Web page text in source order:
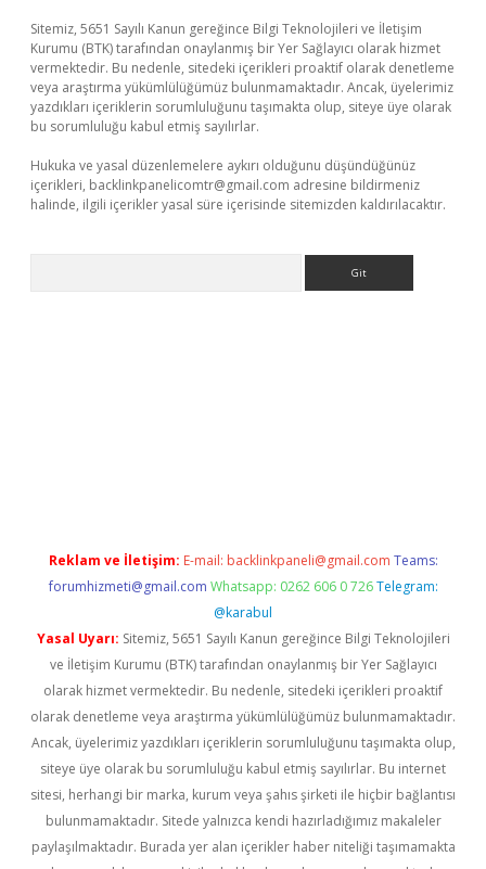
Sitemiz, 5651 Sayılı Kanun gereğince Bilgi Teknolojileri ve İletişim
Kurumu (BTK) tarafından onaylanmış bir Yer Sağlayıcı olarak hizmet
vermektedir. Bu nedenle, sitedeki içerikleri proaktif olarak denetleme
veya araştırma yükümlülüğümüz bulunmamaktadır. Ancak, üyelerimiz
yazdıkları içeriklerin sorumluluğunu taşımakta olup, siteye üye olarak
bu sorumluluğu kabul etmiş sayılırlar.
Hukuka ve yasal düzenlemelere aykırı olduğunu düşündüğünüz
içerikleri, backlinkpanelicomtr@gmail.com adresine bildirmeniz
halinde, ilgili içerikler yasal süre içerisinde sitemizden kaldırılacaktır.
Reklam ve İletişim: E-mail: backlinkpaneli@gmail.com Teams:
forumhizmeti@gmail.com Whatsapp: 0262 606 0 726 Telegram:
@karabul
Yasal Uyarı: Sitemiz, 5651 Sayılı Kanun gereğince Bilgi Teknolojileri
ve İletişim Kurumu (BTK) tarafından onaylanmış bir Yer Sağlayıcı
olarak hizmet vermektedir. Bu nedenle, sitedeki içerikleri proaktif
olarak denetleme veya araştırma yükümlülüğümüz bulunmamaktadır.
Ancak, üyelerimiz yazdıkları içeriklerin sorumluluğunu taşımakta olup,
siteye üye olarak bu sorumluluğu kabul etmiş sayılırlar. Bu internet
sitesi, herhangi bir marka, kurum veya şahıs şirketi ile hiçbir bağlantısı
bulunmamaktadır. Sitede yalnızca kendi hazırladığımız makaleler
paylaşılmaktadır. Burada yer alan içerikler haber niteliği taşımamakta